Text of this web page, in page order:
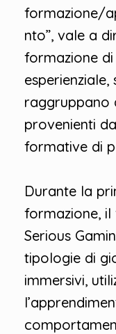
formazione/
nto”, vale a
formazione
esperienziale,
raggruppano
provenienti
formative di
Durante la
formazione,
Serious
tipologie di
immersivi,